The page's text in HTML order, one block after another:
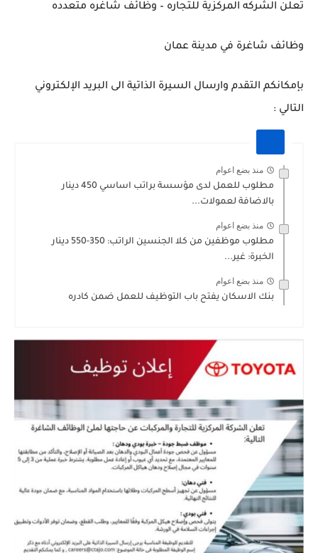
تعلن الشركه المركزية للتجاره – وظائف شاغره متعدده
وظائف شاغرة في مدينة عمان
بإمكانكم التقدم وارسال السيرة الذاتية الى البريد الإلكتروني
التالي :
منذ بضع اعوام
مطلوب للعمل لدى مؤسسة براتب اساسي 450 دينار
بالاضافة لعمولات...
منذ بضع اعوام
مطلوب موظفين من كلا الجنسين الراتب: 350-550 دينار
الخبرة: غير...
منذ بضع اعوام
بنك الاسكان يفتح باب التوظيف للعمل ضمن كادره